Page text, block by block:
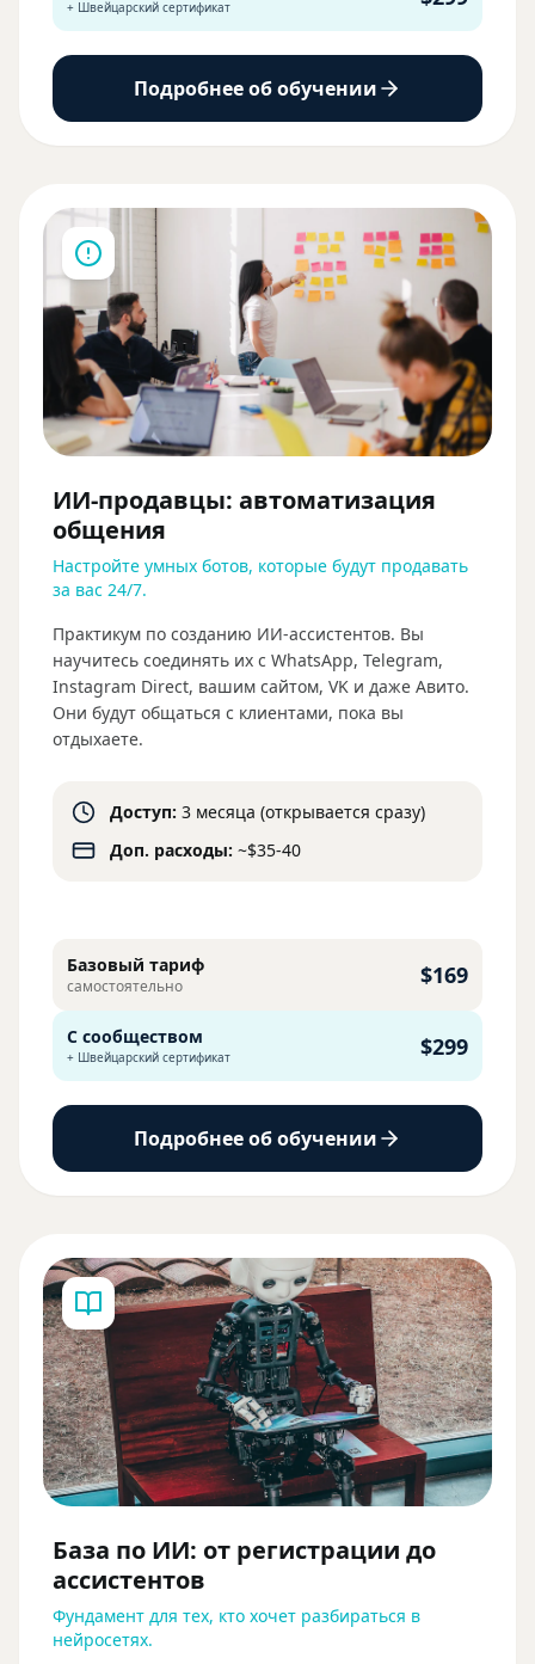
+ Швейцарский сертификат
Подробнее об обучении
ИИ-продавцы: автоматизация
общения
Настройте умных ботов, которые будут продавать
за вас 24/7.
Практикум по созданию ИИ-ассистентов. Вы
научитесь соединять их с WhatsApp, Telegram,
Instagram Direct, вашим сайтом, VK и даже Авито.
Они будут общаться с клиентами, пока вы
отдыхаете.
Доступ: 3 месяца (открывается сразу)
Доп. расходы: ~$35-40
Базовый тариф
самостоятельно $169
С сообществом
+ Швейцарский сертификат $299
Подробнее об обучении
База по ИИ: от регистрации до
ассистентов
Фундамент для тех, кто хочет разбираться в
нейросетях.